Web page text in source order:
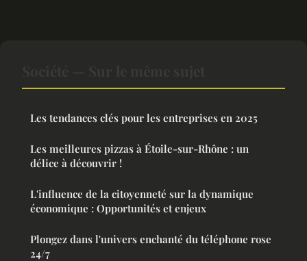
Les tendances clés pour les entreprises en 2025
Les meilleures pizzas à Étoile-sur-Rhône : un
délice à découvrir !
L'influence de la citoyenneté sur la dynamique
économique : Opportunités et enjeux
Plongez dans l'univers enchanté du téléphone rose
24/7